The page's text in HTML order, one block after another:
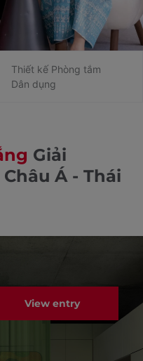
Thiết kế Phòng tắm
Dân dụng
Giải
Á - Thái
View entry